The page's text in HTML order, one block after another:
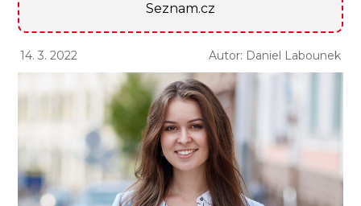
Seznam.cz
14. 3. 2022 Autor: Daniel Labounek